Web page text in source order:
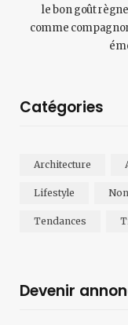
le bon goût
comme
Catégories
Architecture
Lifestyle
Tendances
Devenir